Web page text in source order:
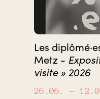
Les
Metz -
visite » 2026
26.06. –